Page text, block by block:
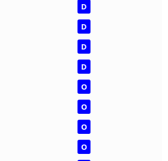
D
D
D
D
O
O
O
O